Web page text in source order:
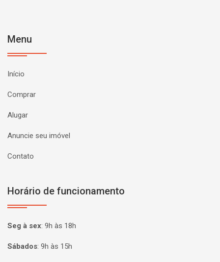
Menu
Início
Comprar
Alugar
Anuncie seu imóvel
Contato
Horário de funcionamento
Seg à sex: 9h às 18h
Sábados: 9h às 15h